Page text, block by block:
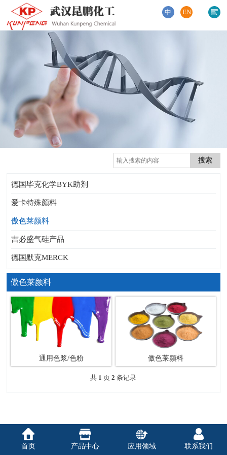
中 EN
德国毕克化学BYK助剂
爱卡特殊颜料
傲色莱颜料
吉必盛气硅产品
德国默克MERCK
傲色莱颜料
通用色浆/色粉 傲色莱颜料
共 1 页2 条记录
首页 产品中心 应用领域 联系我们